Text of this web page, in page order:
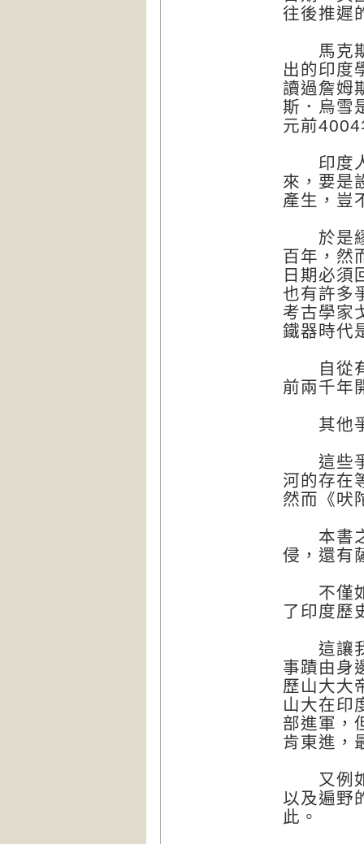
往後推遲
馬克斯
出的印度
讀過詹姆
斯．烏雪
元前
印度人
來，要是
產生，豈
於是繆
百年，然
日期必須
也有許多
考古學家
鐵器時代
自從有
前兩千年
其他爭
這些爭
河的存在
然而《吠
本書之
侵，還有
不僅如
了印度歷
這讓我
事蹟由身
歷山大大
山大在印
部進軍，
肯東進，
又例如
以及遍野
此。